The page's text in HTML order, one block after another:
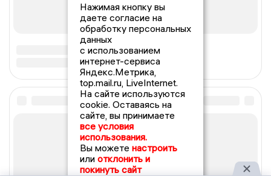
Нажимая кнопку вы
даете согласие на
обработку персональных
данных
с использованием
интернет-сервиса
Яндекс.Метрика,
top.mail.ru, LiveInternet.
На сайте используются
cookie. Оставаясь на
сайте, вы принимаете
все условия
использования.
Вы можете настроить
или отклонить и
покинуть сайт